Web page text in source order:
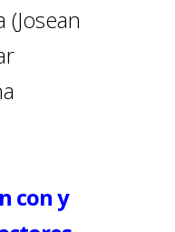
(Josean
con y